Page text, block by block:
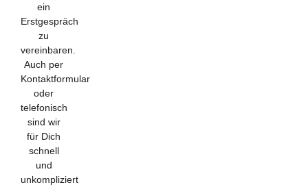
ein
Erstgespräch
zu
vereinbaren.
Auch per
Kontaktformular
oder
telefonisch
sind wir
für Dich
schnell
und
unkompliziert